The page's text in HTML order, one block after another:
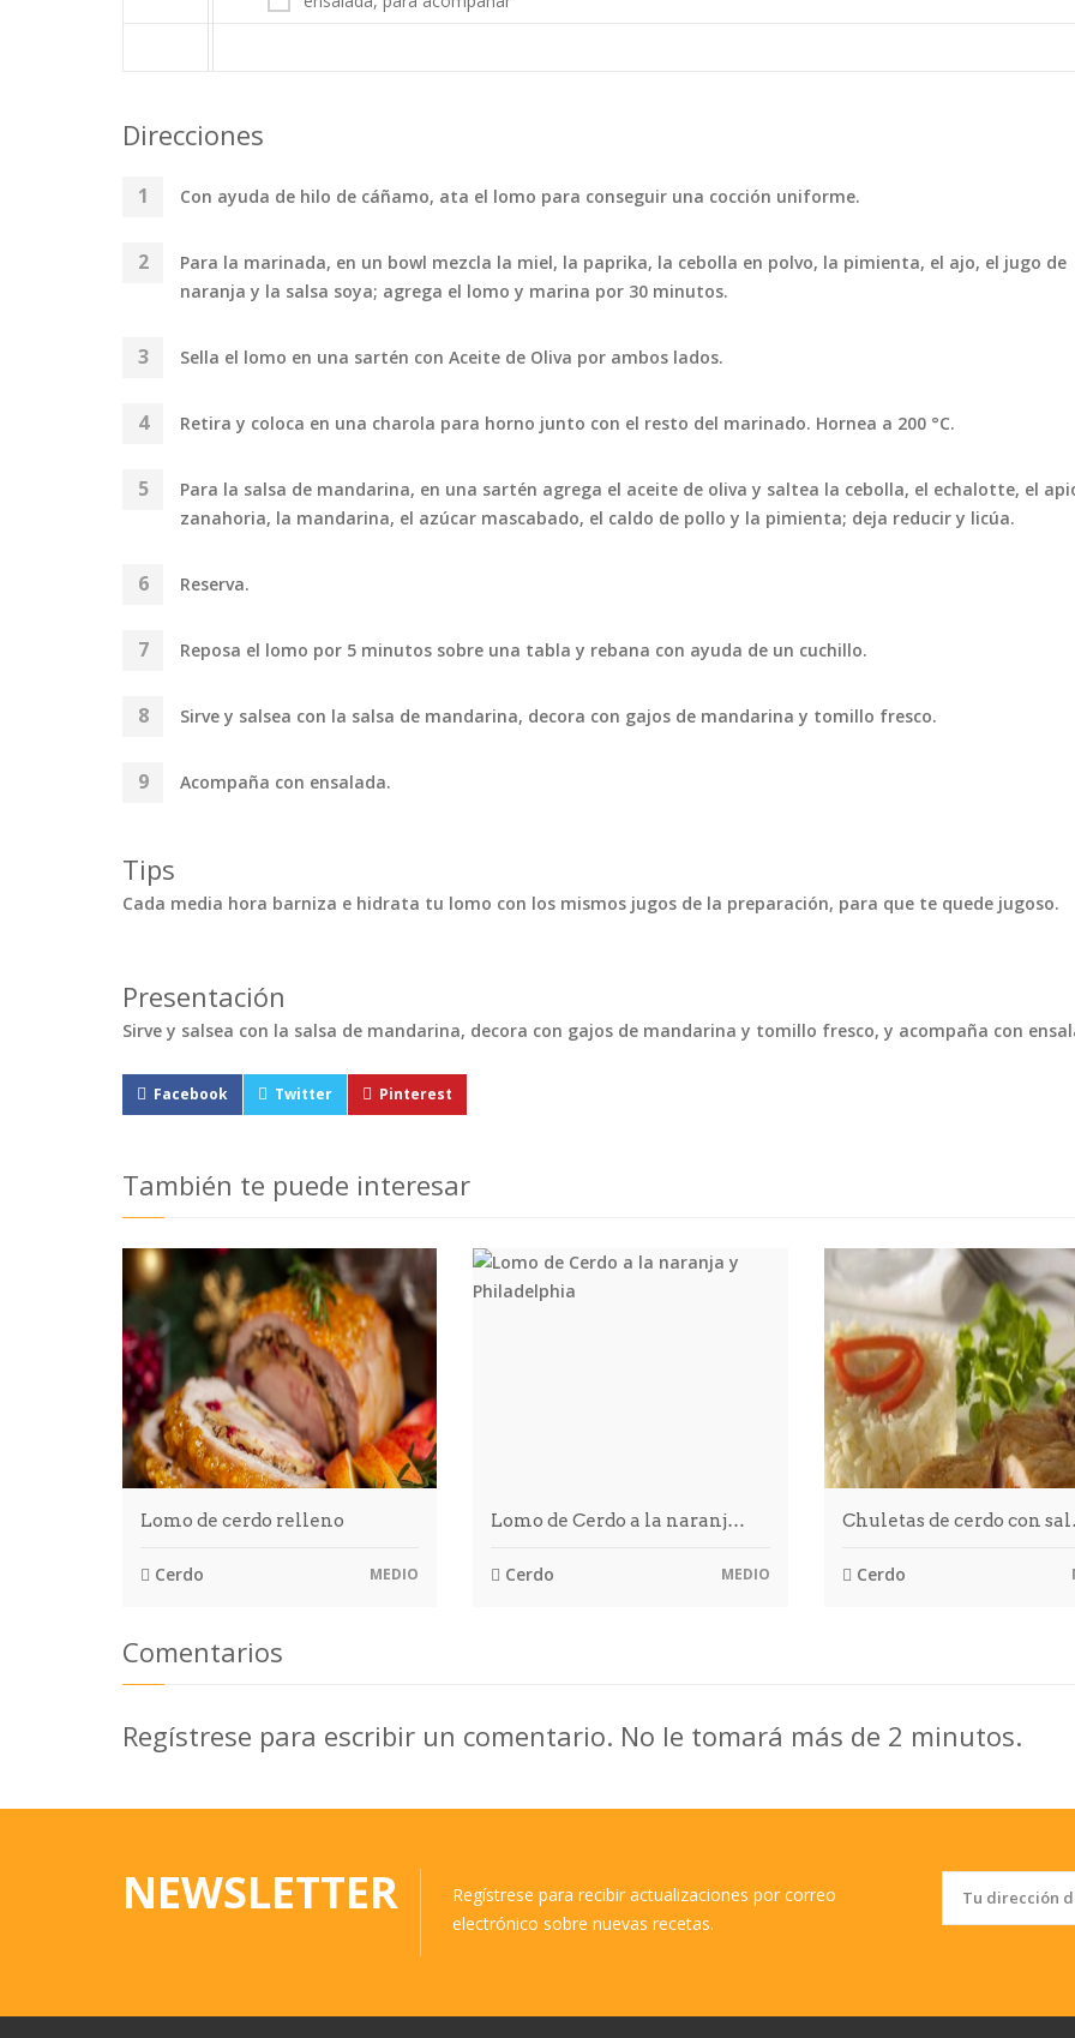
Direcciones
Con ayuda de hilo de cáñamo, ata el lomo para conseguir una cocción uniforme.
Para la marinada, en un bowl mezcla la miel, la paprika, la cebolla en polvo, la pimienta, el ajo, el jugo de
naranja y la salsa soya; agrega el lomo y marina por 30 minutos.
Sella el lomo en una sartén con Aceite de Oliva por ambos lados.
Retira y coloca en una charola para horno junto con el resto del marinado. Hornea a 200 °C.
Para la salsa de mandarina, en una sartén agrega el aceite de oliva y saltea la cebolla, el echalotte, el
zanahoria, la mandarina, el azúcar mascabado, el caldo de pollo y la pimienta; deja reducir y licúa.
Reserva.
Reposa el lomo por 5 minutos sobre una tabla y rebana con ayuda de un cuchillo.
Sirve y salsea con la salsa de mandarina, decora con gajos de mandarina y tomillo fresco.
Acompaña con ensalada.
Tips
Cada media hora barniza e hidrata tu lomo con los mismos jugos de la preparación, para que te quede jugoso.
Presentación
Sirve y salsea con la salsa de mandarina, decora con gajos de mandarina y tomillo fresco, y acompaña con
Facebook Twitter Pinterest
También te puede interesar
Lomo de cerdo relleno
Cerdo MEDIO
Lomo de Cerdo a la naranj…
Cerdo MEDIO
Chuletas de cerdo con
Cerdo
Comentarios
Regístrese para escribir un comentario. No le tomará más de 2 minutos.
NEWSLETTER
Regístrese para recibir actualizaciones por correo
electrónico sobre nuevas recetas.